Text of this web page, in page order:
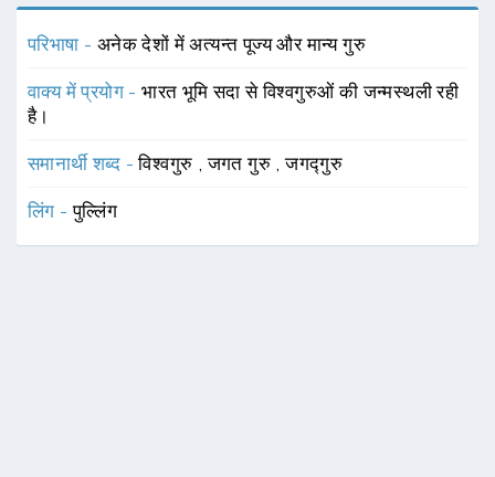
परिभाषा - अनेक देशों में अत्यन्त पूज्य और मान्य गुरु
वाक्य में प्रयोग -भारत भूमि सदा से विश्वगुरुओं की जन्मस्थली रही
है।
समानार्थी शब्द -विश्वगुरु ,जगत गुरु ,जगद्गुरु
लिंग -पुल्लिंग